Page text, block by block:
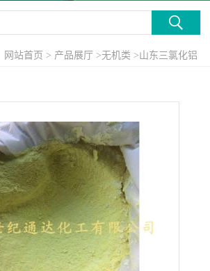
网站首页 > 产品展厅 >无机类 >山东三氯化铝